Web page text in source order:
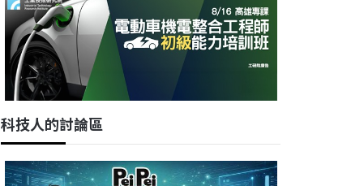
科技人的討論區